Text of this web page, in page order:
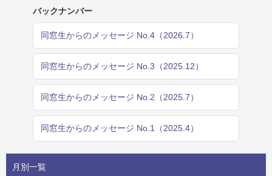
バックナンバー
同窓生からのメッセージ No.4（2026.7）
同窓生からのメッセージ No.3（2025.12）
同窓生からのメッセージ No.2（2025.7）
同窓生からのメッセージ No.1（2025.4）
月別一覧